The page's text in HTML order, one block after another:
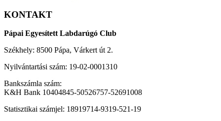
KONTAKT
Pápai Egyesített Labdarúgó Club
Székhely: 8500 Pápa, Várkert út 2.
Nyilvántartási szám: 19-02-0001310
Bankszámla szám:
K&H Bank 10404845-50526757-52691008
Statisztikai számjel: 18919714-9319-521-19